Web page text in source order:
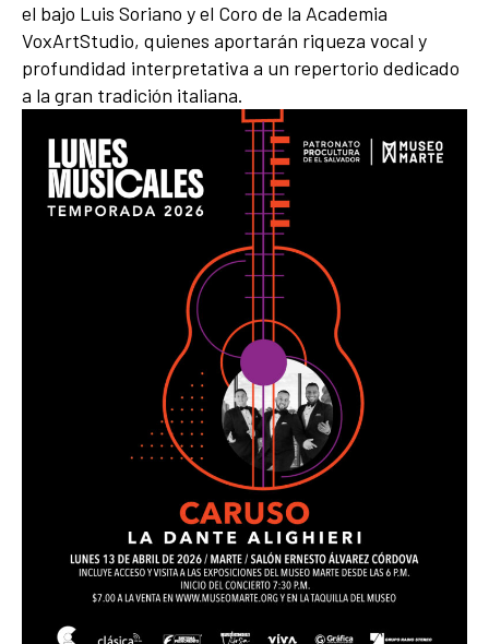
el bajo Luis Soriano y el Coro de la Academia
VoxArtStudio, quienes aportarán riqueza vocal y
profundidad interpretativa a un repertorio dedicado
a la gran tradición italiana.